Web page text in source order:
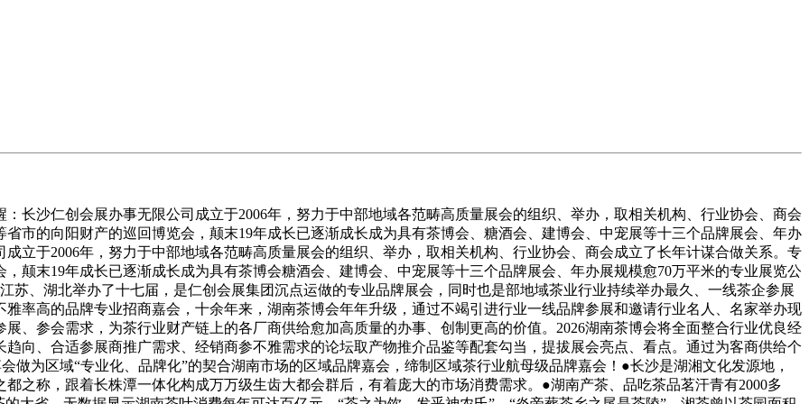
沙仁创会展办事无限公司成立于2006年，努力于中部地域各范畴高质量展会的组织、举办，取相关机构、行业协会、商会
市的向阳财产的巡回博览会，颠末19年成长已逐渐成长成为具有茶博会、糖酒会、建博会、中宠展等十三个品牌展会、年办
立于2006年，努力于中部地域各范畴高质量展会的组织、举办，取相关机构、行业协会、商会成立了长年计谋合做关系。专
颠末19年成长已逐渐成长成为具有茶博会糖酒会、建博会、中宠展等十三个品牌展会、年办展规模愈70万平米的专业展览公
苏、湖北举办了十七届，是仁创会展集团沉点运做的专业品牌展会，同时也是部地域茶业行业持续举办最久、一线茶企参展
率高的品牌专业招商嘉会，十余年来，湖南茶博会年年升级，通过不竭引进行业一线品牌参展和邀请行业名人、名家举办现
、参会需求，为茶行业财产链上的各厂商供给愈加高质量的办事、创制更高的价值。2026湖南茶博会将全面整合行业优良经
向、合适参展商推广需求、经销商参不雅需求的论坛取产物推介品鉴等配套勾当，提拔展会亮点、看点。通过为客商供给个
做为区域“专业化、品牌化”的契合湖南市场的区域品牌嘉会，缔制区域茶行业航母级品牌嘉会！●长沙是湖湘文化发源地，
之称，跟着长株潭一体化构成万万级生齿大都会群后，有着庞大的市场消费需求。●湖南产茶、品吃茶品茗汗青有2000多